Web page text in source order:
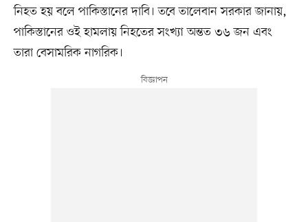
নিহত হয় বলে পাকিস্তানের দাবি। তবে তালেবান সরকার জানায়,
পাকিস্তানের ওই হামলায় নিহতের সংখ্যা অন্তত ৩৬ জন এবং
তারা বেসামরিক নাগরিক।